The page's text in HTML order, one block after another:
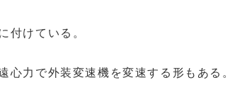
付けている。
心力で外装変速機を変速する形もある。